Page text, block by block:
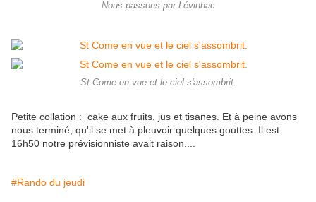
Nous passons par Lévinhac
St Come en vue et le ciel s'assombrit.
Petite collation : cake aux fruits, jus et tisanes. Et à peine avons
nous terminé, qu'il se met à pleuvoir quelques gouttes. Il est
16h50 notre prévisionniste avait raison....
#Rando du jeudi